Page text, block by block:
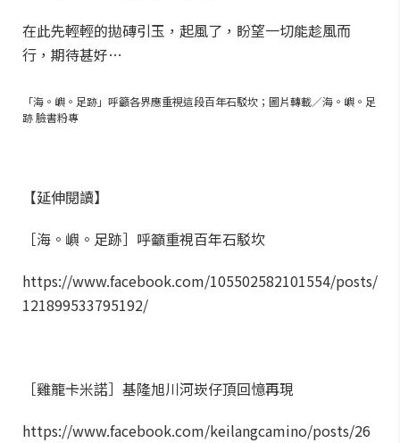
在此先輕輕的拋磚引玉，起風了，盼望一切能趁風而
行，期待甚好…
「海。嶼。足跡」呼籲各界應重視這段百年石駁坎；圖片轉載／海。嶼。足
跡 臉書粉專
【延伸閱讀】
［海。嶼。足跡］呼籲重視百年石駁坎
https://www.facebook.com/105502582101554/posts/
121899533795192/
［雞籠卡米諾］基隆旭川河崁仔頂回憶再現
https://www.facebook.com/keilangcamino/posts/26